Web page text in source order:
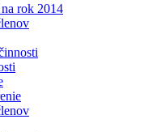
rok 2014